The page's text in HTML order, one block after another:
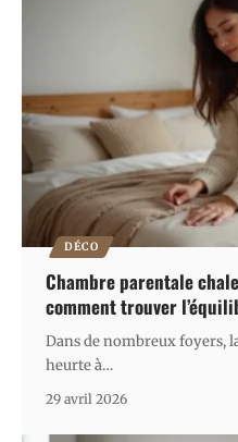
DÉCO
Chambre parentale
comment trouver
Dans de nombreux foyers,
heurte à…
29 avril 2026